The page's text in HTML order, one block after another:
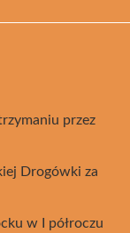
przez
Drogówki za
w I półroczu